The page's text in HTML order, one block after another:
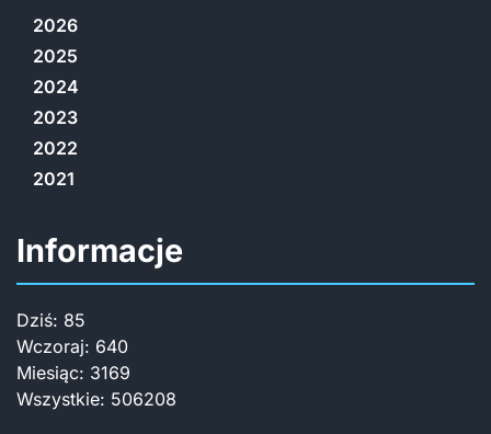
2026
2025
2024
2023
2022
2021
Informacje
Dziś: 85
Wczoraj: 640
Miesiąc: 3169
Wszystkie: 506208